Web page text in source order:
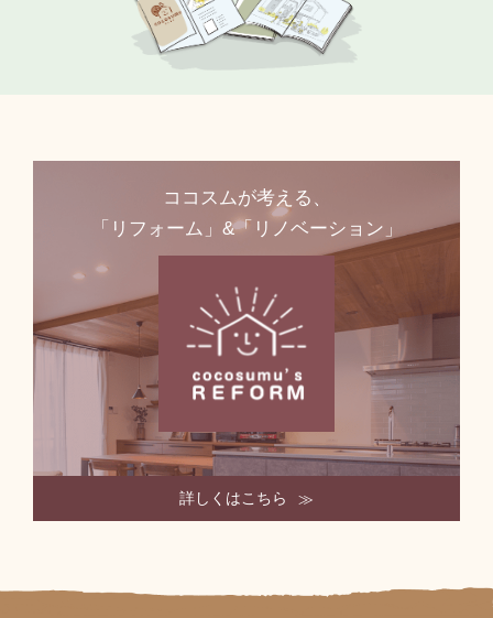
ココスムが考える、
「リフォーム」&「リノベーション」
詳しくはこちら